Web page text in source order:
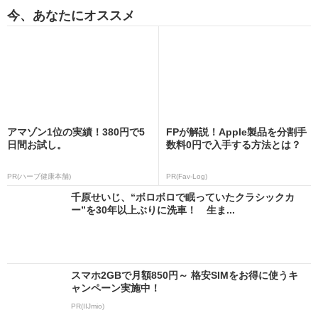
今、あなたにオススメ
アマゾン1位の実績！380円で5
日間お試し。
PR(ハーブ健康本舗)
FPが解説！Apple製品を分割手
数料0円で入手する方法とは？
PR(Fav-Log)
千原せいじ、“ボロボロで眠っていたクラシックカ
ー”を30年以上ぶりに洗車！ 生ま...
スマホ2GBで月額850円～ 格安SIMをお得に使うキ
ャンペーン実施中！
PR(IIJmio)